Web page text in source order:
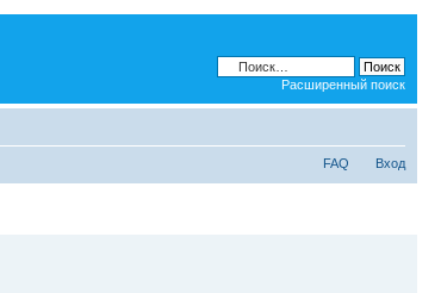
Расширенный поиск
FAQ Вход